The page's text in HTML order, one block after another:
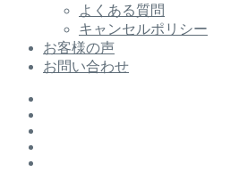
よくある質問
キャンセルポリシー
お客様の声
お問い合わせ